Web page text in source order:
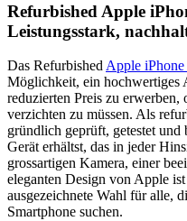
Refurbished Apple
Leistungsstark,
Das Refurbished Apple
Möglichkeit, ein hochwertiges
reduzierten Preis zu
verzichten zu müssen. Als
gründlich geprüft, getestet und
Gerät erhältst, das in jeder
grossartigen Kamera, einer
eleganten Design von Apple
ausgezeichnete Wahl für alle,
Smartphone suchen.